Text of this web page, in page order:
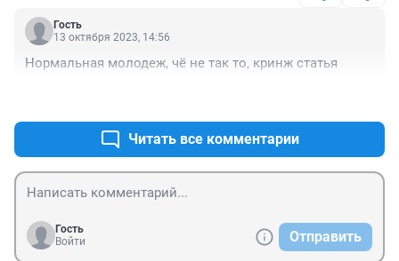
// и без труда разобраться практически с любым
электронным устройством //
Нет. Банальное сохранение музыки на внутреннем
консоли браузера вообще запредельное
кульхацкерство.
Гость
13 октября 2023, 14:56
Нормальная молодеж, чё не так то, кринж статья
Читать все комментарии
Гость
Войти
Отправить